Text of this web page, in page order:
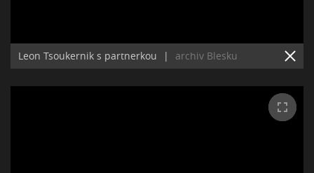
Leon Tsoukernik s partnerkou | archiv Blesku